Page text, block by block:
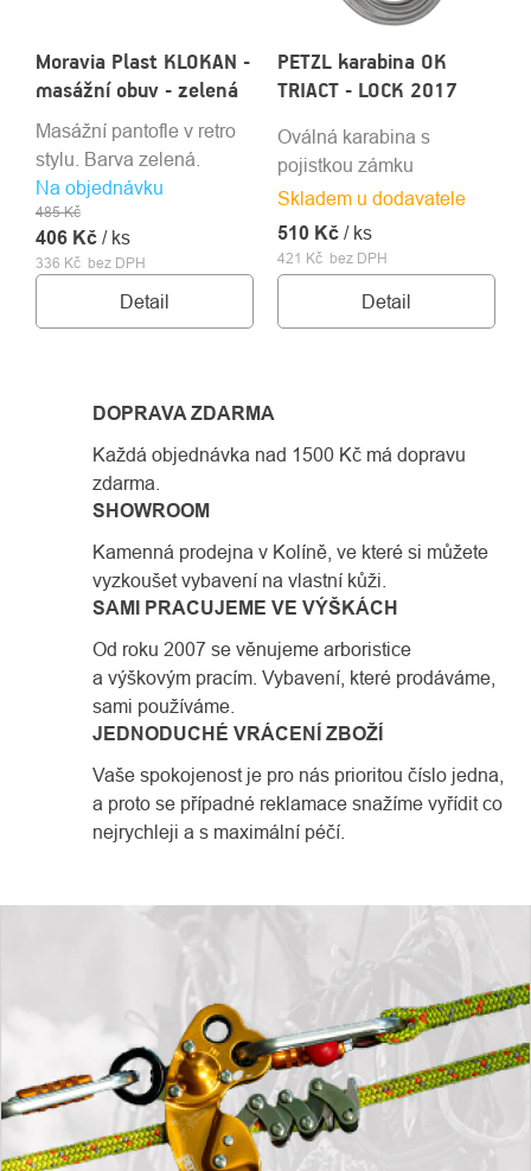
Moravia Plast KLOKAN -
masážní obuv - zelená
Na objednávku
336 Kč bez DPH
485 Kč
406 Kč / ks
Detail
Masážní pantofle v retro
stylu. Barva zelená.
PETZL karabina OK
TRIACT - LOCK 2017
Skladem u dodavatele
421 Kč bez DPH
510 Kč / ks
Detail
Oválná karabina s
pojistkou zámku
DOPRAVA ZDARMA
Každá objednávka nad 1500 Kč má dopravu
zdarma.
SHOWROOM
Kamenná prodejna v Kolíně, ve které si můžete
vyzkoušet vybavení na vlastní kůži.
SAMI PRACUJEME VE VÝŠKÁCH
Od roku 2007 se věnujeme arboristice
a výškovým pracím. Vybavení, které prodáváme,
sami používáme.
JEDNODUCHÉ VRÁCENÍ ZBOŽÍ
Vaše spokojenost je pro nás prioritou číslo jedna,
a proto se případné reklamace snažíme vyřídit co
nejrychleji a s maximální péčí.